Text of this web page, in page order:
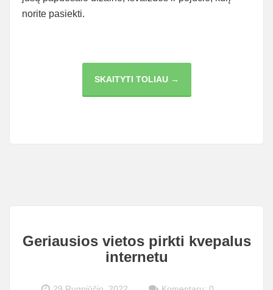
norite pasiekti.
SKAITYTI TOLIAU →
KAIP
Geriausios vietos pirkti kvepalus
internetu